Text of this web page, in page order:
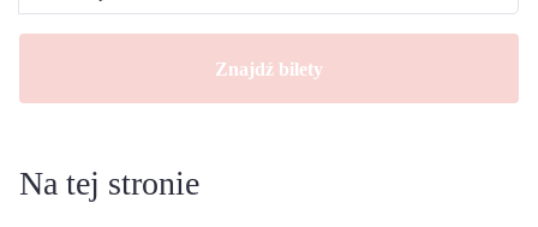
Znajdź bilety
Na tej stronie